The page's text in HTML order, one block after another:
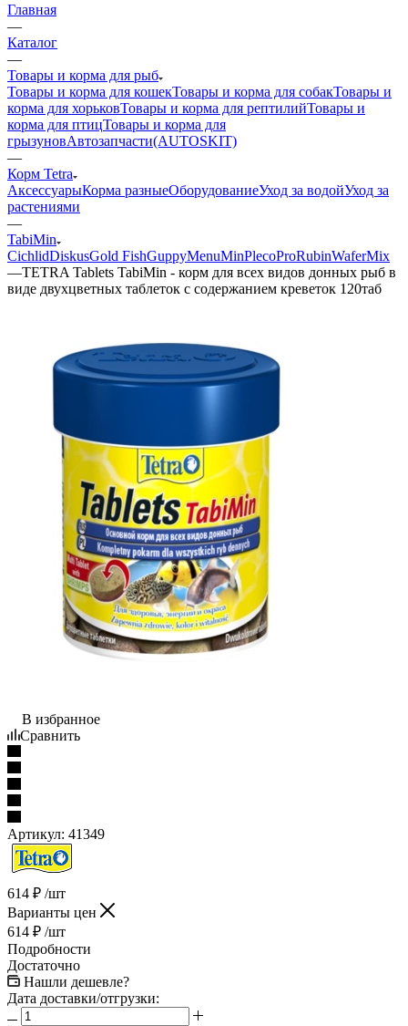
Главная
—
Каталог
—
Товары и корма для рыб
Товары и корма для кошекТовары и корма для собакТовары и
корма для хорьковТовары и корма для рептилийТовары и
корма для птицТовары и корма для
грызуновАвтозапчасти(AUTOSKIT)
—
Корм Tetra
АксессуарыКорма разныеОборудованиеУход за водойУход за
растениями
—
TabiMin
CichlidDiskusGold FishGuppyMenuMinPlecoProRubinWaferMix
—TETRA Tablets TabiMin - корм для всех видов донных рыб в
виде двухцветных таблеток с содержанием креветок 120таб
В избранное
Сравнить
Артикул: 41349
614 ₽ /шт
Варианты цен
614 ₽ /шт
Подробности
Достаточно
Нашли дешевле?
Дата доставки/отгрузки: